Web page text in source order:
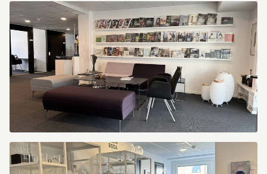
Kungsportsavenyen
10
Kungsportsavenyen
10